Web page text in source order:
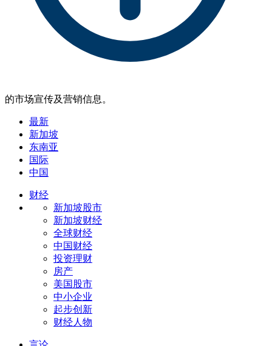
的市场宣传及营销信息。
最新
新加坡
东南亚
国际
中国
财经
新加坡股市
新加坡财经
全球财经
中国财经
投资理财
房产
美国股市
中小企业
起步创新
财经人物